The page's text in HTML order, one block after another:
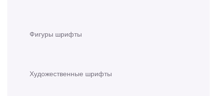
Фигуры шрифты
Художественные шрифты